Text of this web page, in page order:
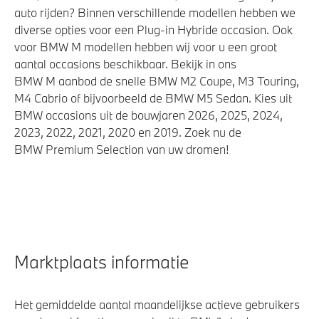
auto rijden? Binnen verschillende modellen hebben we
diverse opties voor een Plug-in Hybride occasion. Ook
voor BMW M modellen hebben wij voor u een groot
aantal occasions beschikbaar. Bekijk in ons
BMW M aanbod de snelle BMW M2 Coupe, M3 Touring,
M4 Cabrio of bijvoorbeeld de BMW M5 Sedan. Kies uit
BMW occasions uit de bouwjaren 2026, 2025, 2024,
2023, 2022, 2021, 2020 en 2019. Zoek nu de
BMW Premium Selection van uw dromen!
Marktplaats informatie
Het gemiddelde aantal maandelijkse actieve gebruikers